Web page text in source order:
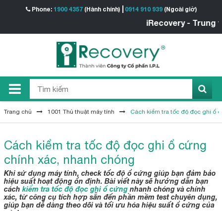
Phone: 1900 4357(Hành chính) 0914 910 939(Ngoài giờ)
iRecovery - Trung tâm
Trang chủ 1001 Thủ thuật máy tính Cách kiểm tra tốc độ đọc ghi ổ
Cách kiểm tra tốc độ đọc ghi ổ cứng
chính xác, nhanh chóng
Khi sử dụng máy tính, check tốc độ ổ cứng giúp bạn đảm bảo
hiệu suất hoạt động ổn định. Bài viết này sẽ hướng dẫn bạn
cách kiểm tra tốc độ đọc ghi ổ cứngnhanh chóng và chính
xác, từ công cụ tích hợp sẵn đến phần mềm test chuyên dụng,
giúp bạn dễ dàng theo dõi và tối ưu hóa hiệu suất ổ cứng của